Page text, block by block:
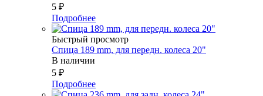
5 ₽
Подробнее
Быстрый просмотр
Спица 189 mm, для передн. колеса 20"
В наличии
5 ₽
Подробнее